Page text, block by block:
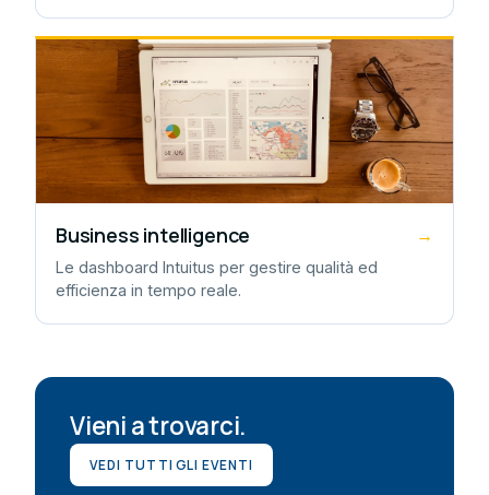
Business intelligence →
Le dashboard Intuitus per gestire qualità ed
efficienza in tempo reale.
Vieni a trovarci.
VEDI TUTTI GLI EVENTI